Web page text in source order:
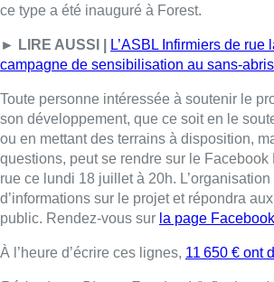
ce type a été inauguré à Forest.
► LIRE AUSSI |
L’ASBL Infirmiers de
campagne de sensibilisation au sans-
Toute personne intéressée à soutenir le
son développement, que ce soit en le
ou en mettant des terrains à disposition,
questions, peut se rendre sur le Facebook
rue ce lundi 18 juillet à 20h.
d’informations sur le projet et répondra
public. Rendez-vous sur la page
À l’heure d’écrire ces lignes, 11 650 € ont